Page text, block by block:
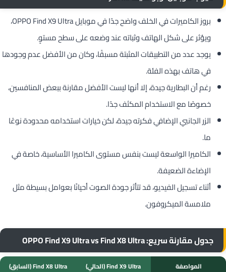
بروز الكاميرات في الخلف واضح جدًا في موبايل OPPO Find X9 Ultra،
ويؤثر على شكل الهاتف وثباته عند وضعه على سطح مستوٍ.
يوجد عدد من التطبيقات المثبتة مسبقًا، وكان من الأفضل عدم وجودها
في هاتف بهذه الفئة.
رغم أن البطارية جيدة، إلا أنها ليست الأفضل مقارنة ببعض المنافسين،
خصوصًا مع الاستخدام المكثف جدًا.
الزر الجانبي الإضافي فكرته جيدة، لكن خيارات استخدامه محدودة نوعًا
ما.
الكاميرا الواسعة ليست بنفس مستوى الكاميرا الأساسية، خاصة في
الإضاءة الضعيفة.
أثناء تسجيل الفيديو، قد تتأثر جودة الصوت أحيانًا بعوامل بسيطة مثل
ملامسة الميكروفون.
جدول مقارنة سريع: OPPO Find X9 Ultra vs Find X8 Ultra
المواصفة Find X9 Ultra (الحالي)
Find X8 Ultra (السابق)